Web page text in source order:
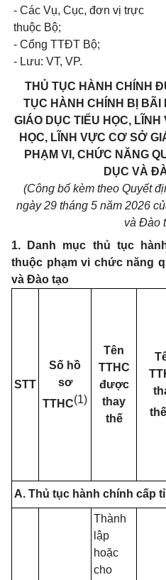
- Các Vụ, Cục, đơn vị trực
thuộc Bộ;
- Cổng TTĐT Bộ;
- Lưu: VT, VP.
THỦ TỤC HÀNH CHÍNH
TỤC HÀNH CHÍNH BỊ BÃI
GIÁO DỤC TIỂU HỌC,
HỌC, LĨNH VỰC CƠ SỞ
PHẠM VI, CHỨC NĂNG
DỤC VÀ
(Công bố kèm theo Quyết
ngày 29 tháng 5 năm 2026
và Đào
1. Danh mục thủ tục
thuộc phạm vi chức năng
và Đào tạo
STT
Số hồ
sơ
TTHC(1)
Tên
TTHC
được
thay
thế
thế
A. Thủ tục hành chính cấp
Thành
lập
hoặc
cho